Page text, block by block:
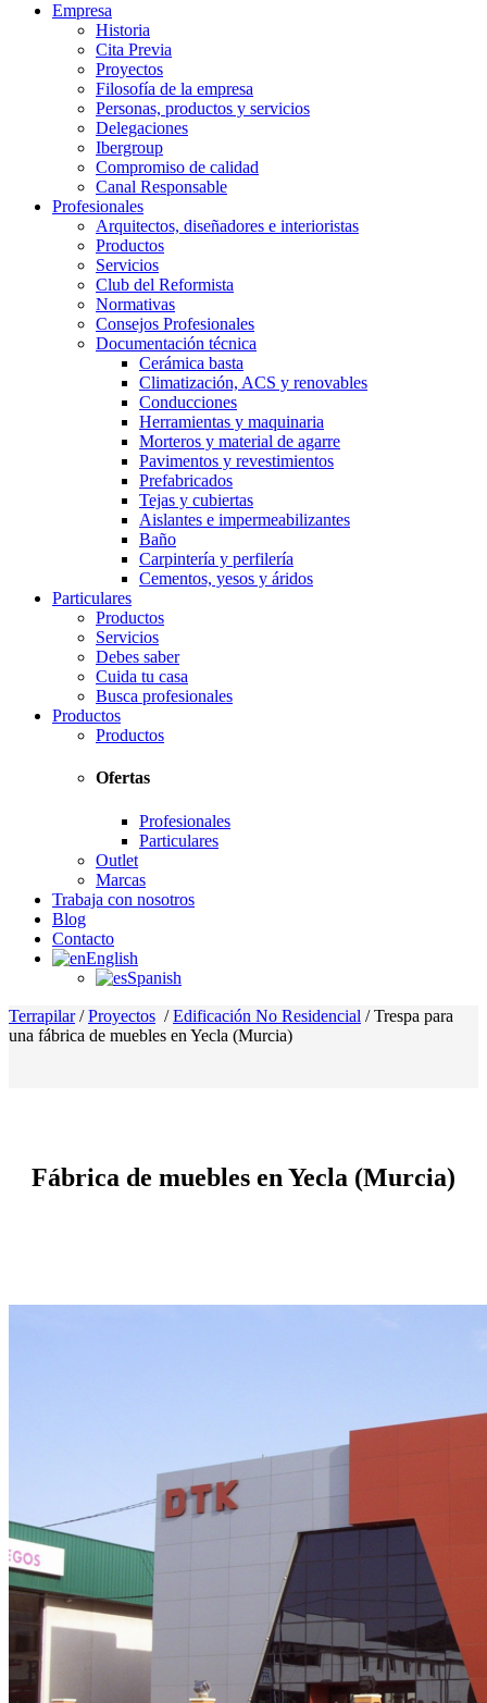
Empresa
Historia
Cita Previa
Proyectos
Filosofía de la empresa
Personas, productos y servicios
Delegaciones
Ibergroup
Compromiso de calidad
Canal Responsable
Profesionales
Arquitectos, diseñadores e interioristas
Productos
Servicios
Club del Reformista
Normativas
Consejos Profesionales
Documentación técnica
Cerámica basta
Climatización, ACS y renovables
Conducciones
Herramientas y maquinaria
Morteros y material de agarre
Pavimentos y revestimientos
Prefabricados
Tejas y cubiertas
Aislantes e impermeabilizantes
Baño
Carpintería y perfilería
Cementos, yesos y áridos
Particulares
Productos
Servicios
Debes saber
Cuida tu casa
Busca profesionales
Productos
Productos
Ofertas
Profesionales
Particulares
Outlet
Marcas
Trabaja con nosotros
Blog
Contacto
English
Spanish
Terrapilar/Proyectos /Edificación No Residencial /Trespa para
una fábrica de muebles en Yecla (Murcia)
Fábrica de muebles en Yecla (Murcia)